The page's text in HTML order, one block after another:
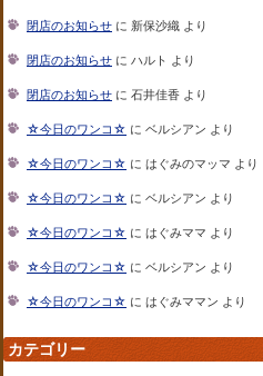
閉店のお知らせ に 新保沙織 より
閉店のお知らせ に ハルト より
閉店のお知らせ に 石井佳香 より
☆今日のワンコ☆ に ベルシアン より
☆今日のワンコ☆ に はぐみのマッマ より
☆今日のワンコ☆ に ベルシアン より
☆今日のワンコ☆ に はぐみママ より
☆今日のワンコ☆ に ベルシアン より
☆今日のワンコ☆ に はぐみママン より
カテゴリー